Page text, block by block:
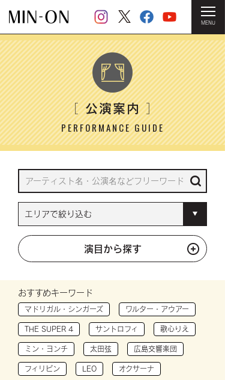
MENU
HOME ＞ 公演案内
［公演案内］
PERFORMANCE GUIDE
演目から探す
おすすめキーワード
マドリガル・シンガーズ ワルター・アウアー
THE SUPER 4 サントロフィ 歌心りえ
ミン・ヨンチ 太田弦 広島交響楽団
フィリピン LEO オクサーナ